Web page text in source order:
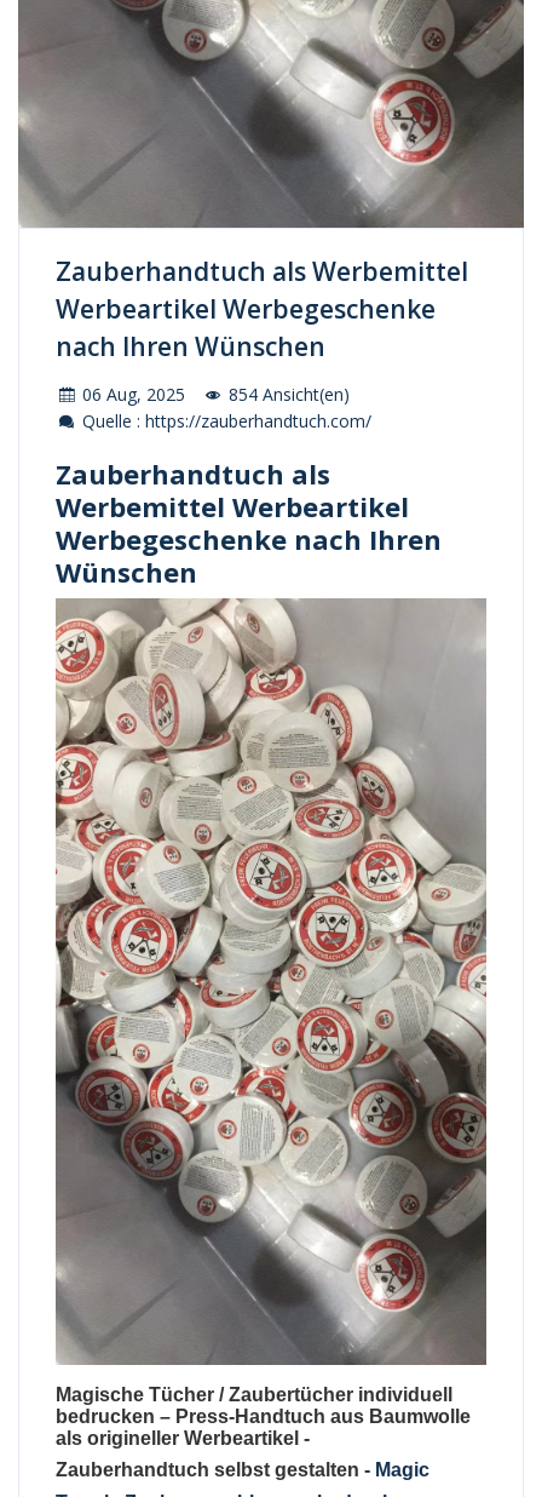
Zauberhandtuch als Werbemittel
Werbeartikel Werbegeschenke
nach Ihren Wünschen
06 Aug, 2025
854 Ansicht(en)
Quelle : https://zauberhandtuch.com/
Zauberhandtuch als
Werbemittel Werbeartikel
Werbegeschenke nach Ihren
Wünschen
Magische Tücher /Zaubertücher individuell
bedrucken – Press-Handtuch aus Baumwolle
als origineller Werbeartikel -
Zauberhandtuch selbst gestalten - Magic